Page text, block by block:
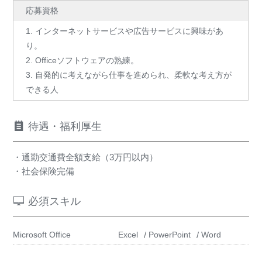
応募資格
1. インターネットサービスや広告サービスに興味があ
り。
2. Officeソフトウェアの熟練。
3. 自発的に考えながら仕事を進められ、柔軟な考え方が
できる人
待遇・福利厚生
・通勤交通費全額支給（3万円以内）
・社会保険完備
必須スキル
Microsoft Office Excel PowerPoint Word